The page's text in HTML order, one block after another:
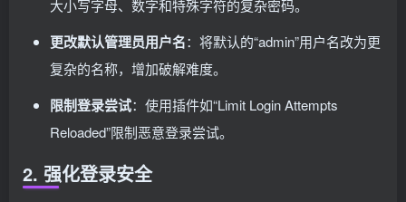
大小写字母、数字和特殊字符的复杂密码。
更改默认管理员用户名：将默认的“admin”用户名改为更
复杂的名称，增加破解难度。
限制登录尝试：使用插件如“Limit Login Attempts
Reloaded”限制恶意登录尝试。
2. 强化登录安全